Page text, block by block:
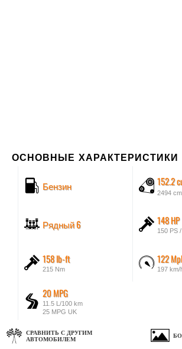
ОСНОВНЫЕ ХАРАКТЕРИСТИКИ
Бензин 152.2
2494 cm
Рядный 6 148 HP
150 PS
158 lb-ft
215 Nm
122
197 km/
20 MPG
11.5 L/100 km
25 MPG UK
СРАВНИТЬ С ДРУГИМ
АВТОМОБИЛЕМ